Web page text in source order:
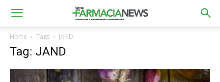
Home Tags JAND
Tag: JAND